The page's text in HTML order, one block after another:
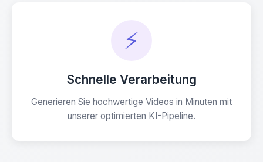
⚡
Schnelle Verarbeitung
Generieren Sie hochwertige Videos in Minuten mit
unserer optimierten KI-Pipeline.